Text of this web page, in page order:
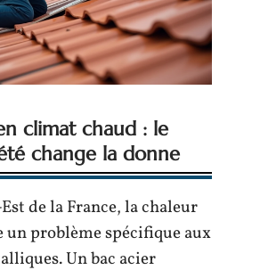
climat chaud : le
change la donne
de la France, la chaleur
un problème spécifique aux
Un bac acier